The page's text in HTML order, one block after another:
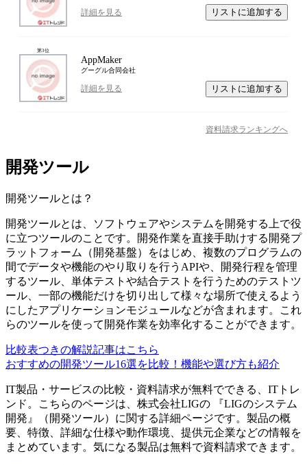
詳細を見る リストに追加する
第3位
AppMaker
グーグル合同会社
詳細を見る リストに追加する
資料請求ランキングへ
開発ツール
開発ツールとは？
開発ツールとは、ソフトウェアやシステムを開発する上で役
に立つツールのことです。開発作業を直接手助けする開発プ
ラットフォーム（開発基盤）をはじめ、複数のプログラムの
間でデータや機能のやり取りを行うAPIや、開発行程を管理
するツール、単体テストや結合テストを行うためのテストツ
ール、一部の機能だけを切り出して様々な場所で使えるよう
にしたアプリケーションモジュールなどが含まれます。これ
らのツールを使って開発作業を効率化することができます。
比較表つきの解説記事はこちら
おすすめの開発ツール16選を比較！機能や選び方も紹介
IT製品・サービスの比較・資料請求が無料でできる、ITトレ
ンド。こちらのページは、 株式会社LIGの 『LIGのシステム
開発 』（ 開発ツール）に関する詳細ページです。製品の概
要、特徴、詳細な仕様や動作環境、提供元企業などの情報を
まとめています。気になる製品は無料で資料請求できます。